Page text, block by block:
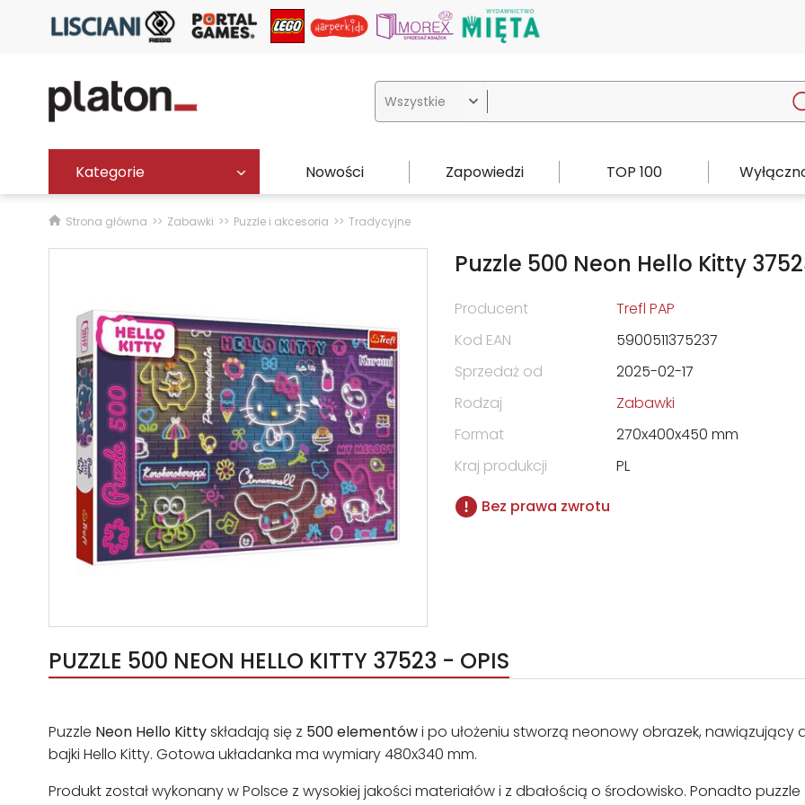

Kategorie Nowości Zapowiedzi TOP 100
Strona główna Zabawki Puzzle i akcesoria Tradycyjne
Puzzle 500 Neon Hello Kitty
Producent
Trefl PAP
Kod EAN
5900511375237
Sprzedaż od
2025-02-17
Rodzaj
Zabawki
Format
270x400x450 mm
Kraj produkcji
PL
Bez prawa zwrotu
PUZZLE 500 NEON HELLO KITTY 37523 - OPIS
Puzzle Neon Hello Kittyskładają się z 500 elementówi po ułożeniu stworzą neonowy obrazek, nawiązujący
bajki Hello Kitty. Gotowa układanka ma wymiary 480x340 mm.
Produkt został wykonany w Polsce z wysokiej jakości materiałów i z dbałością o środowisko. Ponadto puzzle